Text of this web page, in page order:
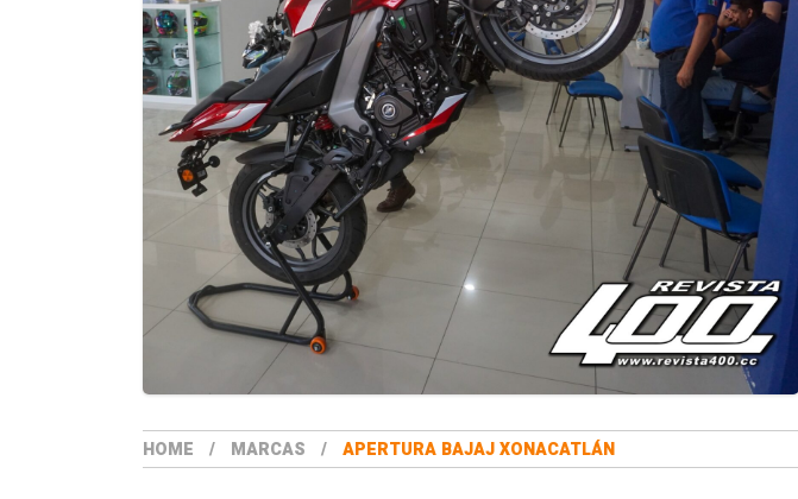
HOME MARCAS APERTURA BAJAJ XONACATLÁN